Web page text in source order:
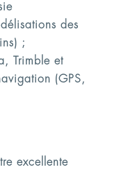
des
;
Trimble et
(GPS,
excellente